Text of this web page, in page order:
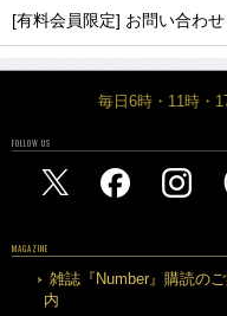
[有料会員限定] お問い合わせ
毎日6時・11時・
FOLLOW US
MAGAZINE
雑誌『Number』購読の
内